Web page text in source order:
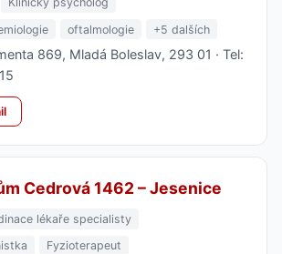
oftalmologie +5 dalších
869, Mladá Boleslav, 293 01 · Tel:
Cedrová 1462 – Jesenice
lékaře specialisty
Fyzioterapeut